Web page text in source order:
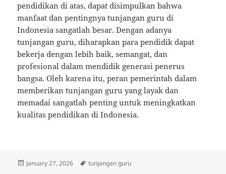
pendidikan di atas, dapat disimpulkan bahwa
manfaat dan pentingnya tunjangan guru di
Indonesia sangatlah besar. Dengan adanya
tunjangan guru, diharapkan para pendidik dapat
bekerja dengan lebih baik, semangat, dan
profesional dalam mendidik generasi penerus
bangsa. Oleh karena itu, peran pemerintah dalam
memberikan tunjangan guru yang layak dan
memadai sangatlah penting untuk meningkatkan
kualitas pendidikan di Indonesia.
Posted
January 27, 2026 Tags
tunjangan guru